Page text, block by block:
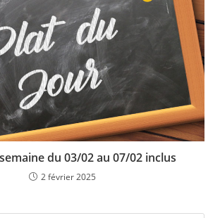
du 03/02 au 07/02 inclus
2 février 2025